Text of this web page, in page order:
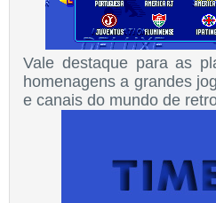
Vale destaque para as
homenagens a grandes
e canais do mundo de